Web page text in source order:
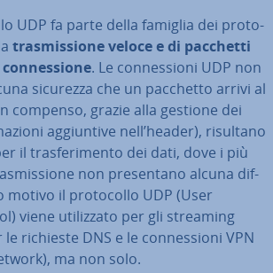
UDP fa parte della famiglia dei pro­to­
tra­smis­sio­ne veloce e di pacchetti
. Le con­nes­sio­ni UDP non
sicurezza che un pacchetto arrivi al
compenso, grazie alla gestione dei
ag­giun­ti­ve nell’header), risultano
il tra­sfe­ri­men­to dei dati, dove i più
non pre­sen­ta­no alcuna dif­
motivo il pro­to­col­lo UDP (User
viene uti­liz­za­to per gli streaming
richieste DNS e le con­nes­sio­ni VPN
ma non solo.